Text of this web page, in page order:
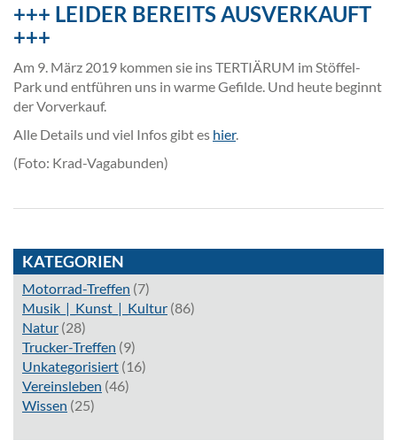
+++ LEIDER BEREITS AUSVERKAUFT
+++
Am 9. März 2019 kommen sie ins TERTIÄRUM im Stöffel-
Park und entführen uns in warme Gefilde. Und heute beginnt
der Vorverkauf.
Alle Details und viel Infos gibt es hier.
(Foto: Krad-Vagabunden)
KATEGORIEN
Motorrad-Treffen (7)
Musik_|_Kunst_|_Kultur (86)
Natur (28)
Trucker-Treffen (9)
Unkategorisiert (16)
Vereinsleben (46)
Wissen (25)